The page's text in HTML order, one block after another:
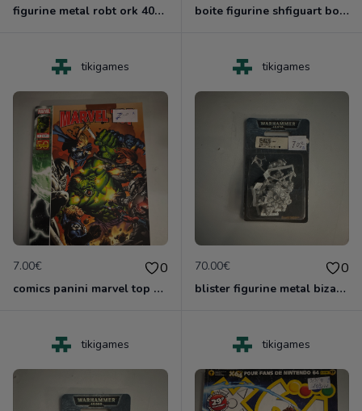
figurine metal robt ork 40000 games worshop boite figurine shfiguart bower neuve
tikigames
7.00€ 0
comics panini marvel top 12 2011
tikigames
70.00€ 0
blister figurine metal bizarboy ork 40000 games xorshop
tikigames tikigames